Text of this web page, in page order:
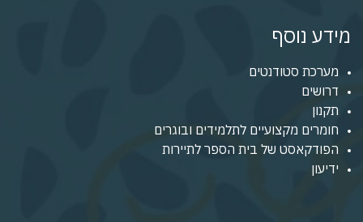
מידע נוסף
מערכת סטודנטים
דרושים
תקנון
חומרים מקצועיים לתלמידים ובוגרים
הפודקאסט של בית הספר לתיירות
ידיעון